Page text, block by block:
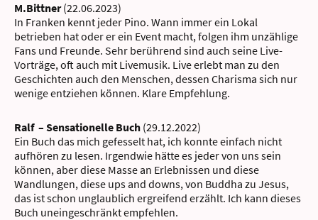
M.Bittner(22.06.2023)
In Franken kennt jeder Pino. Wann immer ein Lokal
betrieben hat oder er ein Event macht, folgen ihm unzählige
Fans und Freunde. Sehr berührend sind auch seine Live-
Vorträge, oft auch mit Livemusik. Live erlebt man zu den
Geschichten auch den Menschen, dessen Charisma sich nur
wenige entziehen können. Klare Empfehlung.
Ralf – Sensationelle Buch (29.12.2022)
Ein Buch das mich gefesselt hat, ich konnte einfach nicht
aufhören zu lesen. Irgendwie hätte es jeder von uns sein
können, aber diese Masse an Erlebnissen und diese
Wandlungen, diese ups and downs, von Buddha zu Jesus,
das ist schon unglaublich ergreifend erzählt. Ich kann dieses
Buch uneingeschränkt empfehlen.